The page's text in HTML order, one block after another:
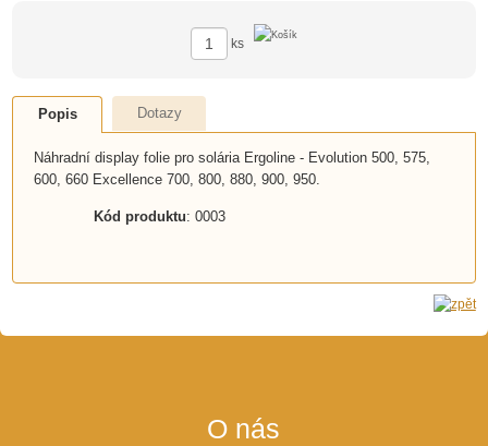
ks
Popis Dotazy
Náhradní display folie pro solária Ergoline - Evolution 500, 575,
600, 660 Excellence 700, 800, 880, 900, 950.
Kód produktu: 0003
O nás